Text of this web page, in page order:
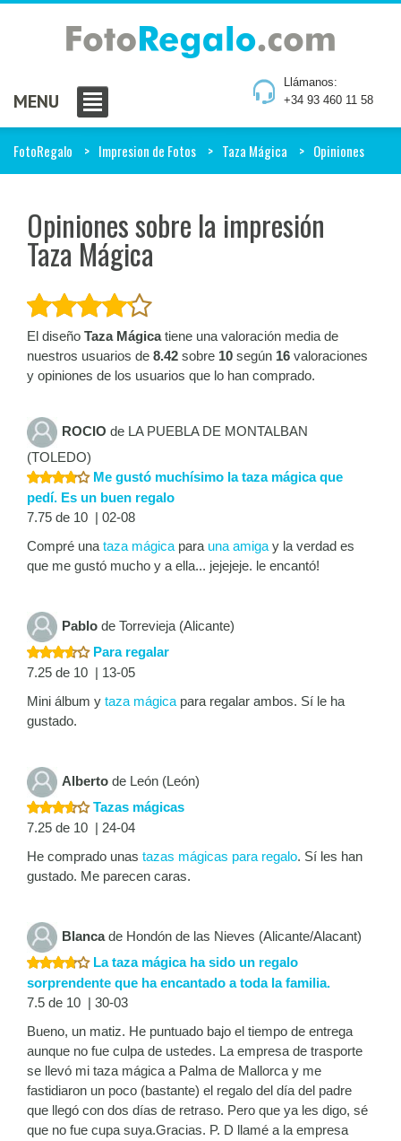
Llámanos:
+34 93 460 11 58
MENU
FotoRegalo Impresion de Fotos Taza Mágica Opiniones
Opiniones sobre la impresión
Taza Mágica
El diseño Taza Mágicatiene una valoración media de
nuestros usuarios de 8.42 sobre 10 según 16 valoraciones
y opiniones de los usuarios que lo han comprado.
ROCIO de LA PUEBLA DE MONTALBAN
(TOLEDO)
Me gustó muchísimo la taza mágica que
pedí. Es un buen regalo
7.75 de 10 | 02-08
Compré una taza mágica para una amiga y la verdad es
que me gustó mucho y a ella... jejejeje. le encantó!
Pablo de Torrevieja (Alicante)
Para regalar
7.25 de 10 | 13-05
Mini álbum y taza mágica para regalar ambos. Sí le ha
gustado.
Alberto de León (León)
Tazas mágicas
7.25 de 10 | 24-04
He comprado unas tazas mágicas para regalo. Sí les han
gustado. Me parecen caras.
Blancade Hondón de las Nieves (Alicante/Alacant)
La taza mágica ha sido un regalo
sorprendente que ha encantado a toda la familia.
7.5 de 10 | 30-03
Bueno, un matiz. He puntuado bajo el tiempo de entrega
aunque no fue culpa de ustedes. La empresa de trasporte
se llevó mi taza mágica a Palma de Mallorca y me
fastidiaron un poco (bastante) el regalo del día del padre
que llegó con dos días de retraso. Pero que ya les digo, sé
que no fue cupa suya.Gracias. P. D llamé a la empresa